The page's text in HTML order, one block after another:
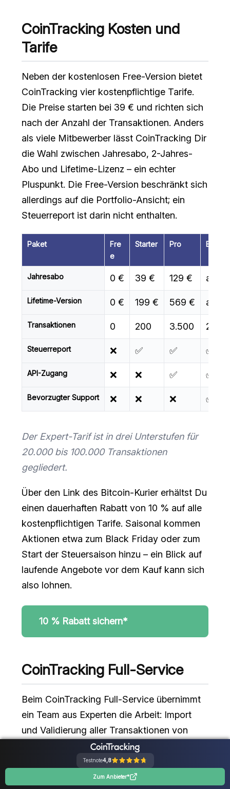
CoinTracking Kosten und
Tarife
Neben der kostenlosen Free-Version bietet
CoinTracking vier kostenpflichtige Tarife.
Die Preise starten bei 39 € und richten sich
nach der Anzahl der Transaktionen. Anders
als viele Mitbewerber lässt CoinTracking Dir
die Wahl zwischen Jahresabo, 2-Jahres-
Abo und Lifetime-Lizenz – ein echter
Pluspunkt. Die Free-Version beschränkt sich
allerdings auf die Portfolio-Ansicht; ein
Steuerreport ist darin nicht enthalten.
Paket
Fre
e
Starter Pro Expert
Jahresabo 0 € 39 € 129 € ab
Lifetime-Version 0 € 199 € 569 € ab
Transaktionen 0 200 3.500
Steuerreport ❌ ✅ ✅ ✅
API-Zugang ❌ ❌ ✅ ✅
Bevorzugter Support ❌ ❌ ❌ ✅
Der Expert-Tarif ist in drei Unterstufen für
20.000 bis 100.000 Transaktionen
gegliedert.
Über den Link des Bitcoin-Kurier erhältst Du
einen dauerhaften Rabatt von 10 % auf alle
kostenpflichtigen Tarife. Saisonal kommen
Aktionen etwa zum Black Friday oder zum
Start der Steuersaison hinzu – ein Blick auf
laufende Angebote vor dem Kauf kann sich
also lohnen.
10 % Rabatt sichern*
CoinTracking Full-Service
Beim CoinTracking Full-Service übernimmt
ein Team aus Experten die Arbeit: Import
und Validierung aller Transaktionen von
Börsen, Wallets und Blockchains, die
Bearbeitung komplexer Fälle wie Margin-
Trades, DeFi oder NFTs sowie die
Testnote4,8
Zum Anbieter*